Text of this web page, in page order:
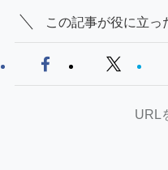
この記事が役に立っ
URL